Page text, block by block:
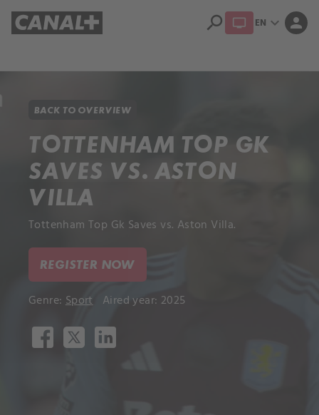
search EN expand_more person
BACK TO OVERVIEW
TOTTENHAM TOP GK
SAVES VS. ASTON
VILLA
Tottenham Top Gk Saves vs. Aston Villa.
REGISTER NOW
Genre: Sport Aired year: 2025